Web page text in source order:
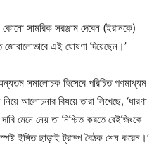
সামরিক সরঞ্জাম দেবেন (ইরানকে)
এই ঘোষণা দিয়েছেন।’
সমালোচক হিসেবে পরিচিত গণমাধ্যম
আলোচনার বিষয়ে তারা লিখেছে, ‘ধারণা
মেনে নেয় তা নিশ্চিত করতে বেইজিংকে
ইঙ্গিত ছাড়াই ট্রাম্প বৈঠক শেষ করেন।’